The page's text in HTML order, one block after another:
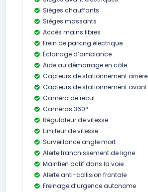
Sièges chauffants
Sièges massants
Accès mains libres
Frein de parking électrique
Éclairage d’ambiance
Aide au démarrage en côte
Capteurs de stationnement arrière
Capteurs de stationnement avant
Caméra de recul
Caméras 360°
Régulateur de vitesse
Limiteur de vitesse
Surveillance angle mort
Alerte franchissement de ligne
Maintien actif dans la voie
Alerte anti-collision frontale
Freinage d’urgence autonome